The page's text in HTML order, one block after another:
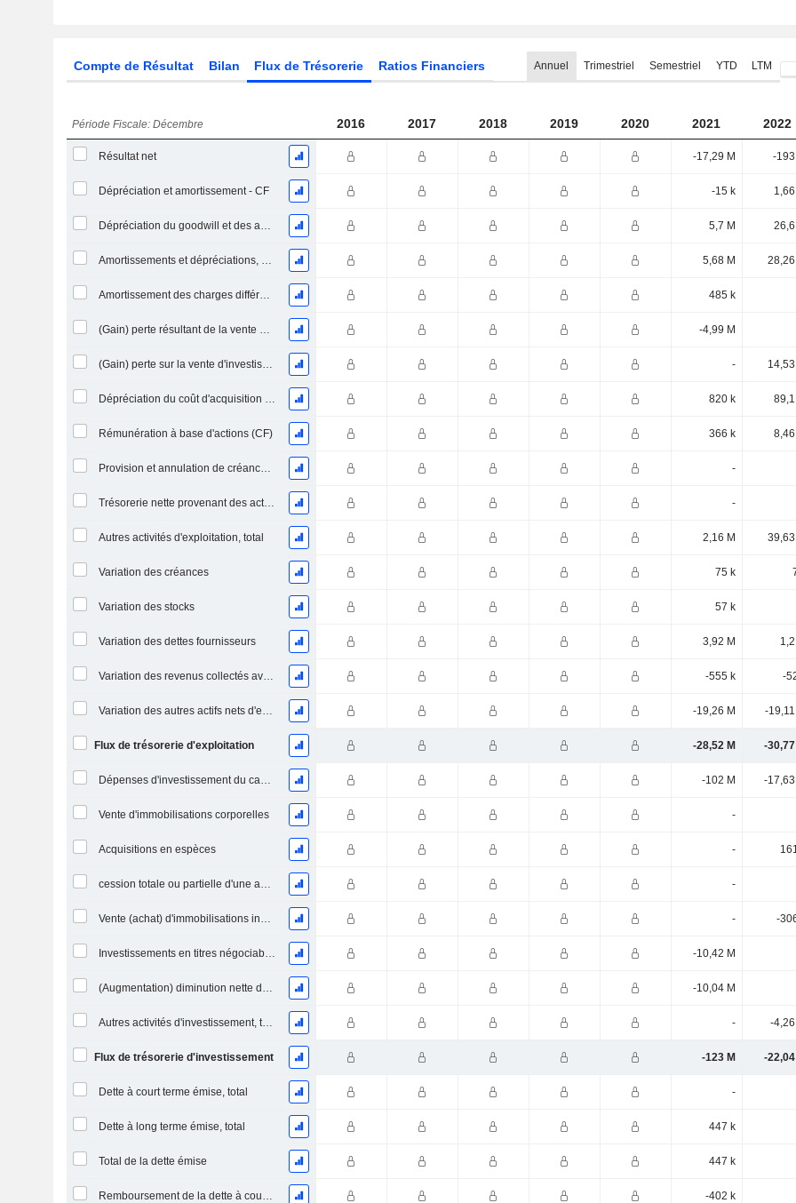
Compte de Résultat Bilan Flux de Trésorerie Ratios Financiers Annuel Trimestriel Semestriel YTD LTM
Période Fiscale: Décembre 2016 2017 2018 2019 2020 2021 2022
Résultat net -17,29 M -193
Dépréciation et amortissement - CF -15 k 1,66
Dépréciation du goodwill et des actifs intangibles 5,7 M 26,6
Amortissements et dépréciations, Total 5,68 M 28,26
Amortissement des charges différées, Total - (CF) 485 k
(Gain) perte résultant de la vente d'un actif -4,99 M
(Gain) perte sur la vente d'investissements - (CF) - 14,53
Dépréciation du coût d'acquisition d'actifs et dépenses de restructuration 820 k 89,1
Rémunération à base d'actions (CF) 366 k 8,46
Provision et annulation de créances irrécouvrables -
Trésorerie nette provenant des activités abandonnées -
Autres activités d'exploitation, total 2,16 M 39,63
Variation des créances 75 k
Variation des stocks 57 k
Variation des dettes fournisseurs 3,92 M
Variation des revenus collectés avant livraison -555 k -
Variation des autres actifs nets d'exploitation -19,26 M -19,11
Flux de trésorerie d'exploitation -28,52 M -30,77
Dépenses d'investissement du capital (CAPEX) -102 M -17,63
Vente d'immobilisations corporelles -
Acquisitions en espèces -
cession totale ou partielle d'une activité -
Vente (achat) d'immobilisations incorporelles - -
Investissements en titres négociables et en actions, total -10,42 M
(Augmentation) diminution nette des prêts accordés / vendus - Investissements -10,04 M
Autres activités d'investissement, total - -4,26
Flux de trésorerie d'investissement -123 M -22,04
Dette à court terme émise, total -
Dette à long terme émise, total 447 k
Total de la dette émise 447 k
Remboursement de la dette à court terme, total -402 k